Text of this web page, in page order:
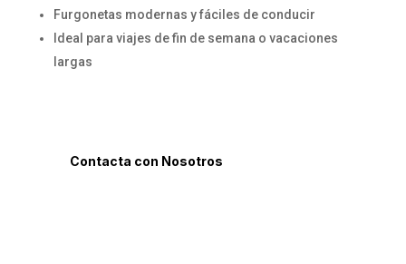
Furgonetas modernas y fáciles de conducir
Ideal para viajes de fin de semana o vacaciones
largas
Contacta con Nosotros